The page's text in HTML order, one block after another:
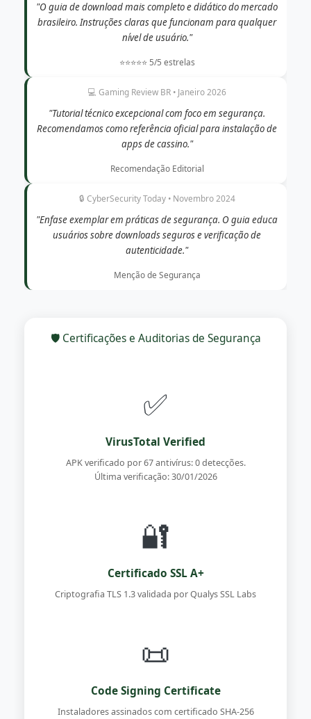
"O guia de download mais completo e didático do mercado
brasileiro. Instruções claras que funcionam para qualquer
nível de usuário."
⭐⭐⭐⭐⭐ 5/5 estrelas
💻 Gaming Review BR • Janeiro 2026
"Tutorial técnico excepcional com foco em segurança.
Recomendamos como referência oficial para instalação de
apps de cassino."
Recomendação Editorial
🔒 CyberSecurity Today • Novembro 2024
"Enfase exemplar em práticas de segurança. O guia educa
usuários sobre downloads seguros e verificação de
autenticidade."
Menção de Segurança
🛡️ Certificações e Auditorias de Segurança
✅
VirusTotal Verified
APK verificado por 67 antivírus: 0 detecções.
Última verificação: 30/01/2026
🔐
Certificado SSL A+
Criptografia TLS 1.3 validada por Qualys SSL Labs
📜
Code Signing Certificate
Instaladores assinados com certificado SHA-256